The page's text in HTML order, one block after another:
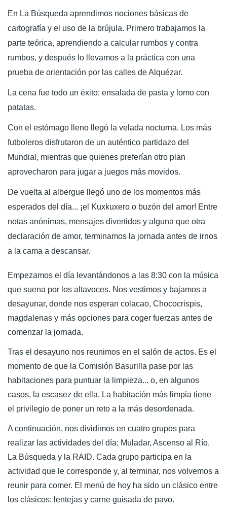
En La Búsqueda aprendimos nociones básicas de
cartografía y el uso de la brújula. Primero trabajamos la
parte teórica, aprendiendo a calcular rumbos y contra
rumbos, y después lo llevamos a la práctica con una
prueba de orientación por las calles de Alquézar.
La cena fue todo un éxito: ensalada de pasta y lomo con
patatas.
Con el estómago lleno llegó la velada nocturna. Los más
futboleros disfrutaron de un auténtico partidazo del
Mundial, mientras que quienes preferían otro plan
aprovecharon para jugar a juegos más movidos.
De vuelta al albergue llegó uno de los momentos más
esperados del día... ¡el Kuxkuxero o buzón del amor! Entre
notas anónimas, mensajes divertidos y alguna que otra
declaración de amor, terminamos la jornada antes de irnos
a la cama a descansar.
Empezamos el día levantándonos a las 8:30 con la música
que suena por los altavoces. Nos vestimos y bajamos a
desayunar, donde nos esperan colacao, Chococrispis,
magdalenas y más opciones para coger fuerzas antes de
comenzar la jornada.
Tras el desayuno nos reunimos en el salón de actos. Es el
momento de que la Comisión Basurilla pase por las
habitaciones para puntuar la limpieza... o, en algunos
casos, la escasez de ella. La habitación más limpia tiene
el privilegio de poner un reto a la más desordenada.
A continuación, nos dividimos en cuatro grupos para
realizar las actividades del día: Muladar, Ascenso al Río,
La Búsqueda y la RAID. Cada grupo participa en la
actividad que le corresponde y, al terminar, nos volvemos a
reunir para comer. El menú de hoy ha sido un clásico entre
los clásicos: lentejas y carne guisada de pavo.